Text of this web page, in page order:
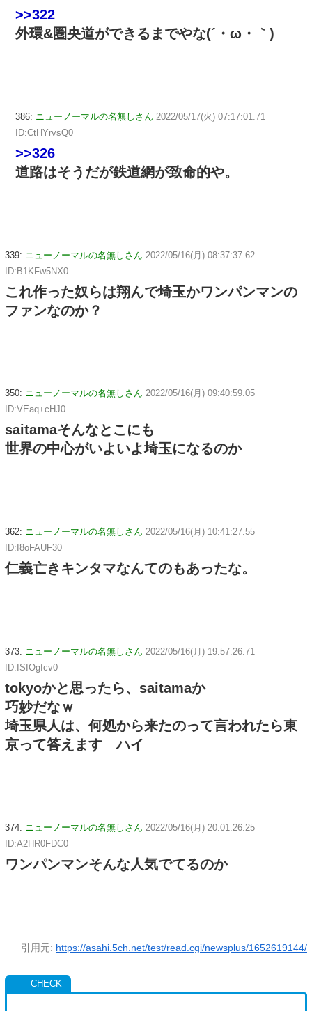
>>322
外環&圏央道ができるまでやな(´・ω・｀)
386: ニューノーマルの名無しさん 2022/05/17(火) 07:17:01.71
ID:CtHYrvsQ0
>>326
道路はそうだが鉄道網が致命的や。
339: ニューノーマルの名無しさん 2022/05/16(月) 08:37:37.62
ID:B1KFw5NX0
これ作った奴らは翔んで埼玉かワンパンマンの
ファンなのか？
350: ニューノーマルの名無しさん 2022/05/16(月) 09:40:59.05
ID:VEaq+cHJ0
saitamaそんなとこにも
世界の中心がいよいよ埼玉になるのか
362: ニューノーマルの名無しさん 2022/05/16(月) 10:41:27.55
ID:I8oFAUF30
仁義亡きキンタマなんてのもあったな。
373: ニューノーマルの名無しさん 2022/05/16(月) 19:57:26.71
ID:ISIOgfcv0
tokyoかと思ったら、saitamaか
巧妙だなｗ
埼玉県人は、何処から来たのって言われたら東
京って答えます ハイ
374: ニューノーマルの名無しさん 2022/05/16(月) 20:01:26.25
ID:A2HR0FDC0
ワンパンマンそんな人気でてるのか
引用元: https://asahi.5ch.net/test/read.cgi/newsplus/1652619144/